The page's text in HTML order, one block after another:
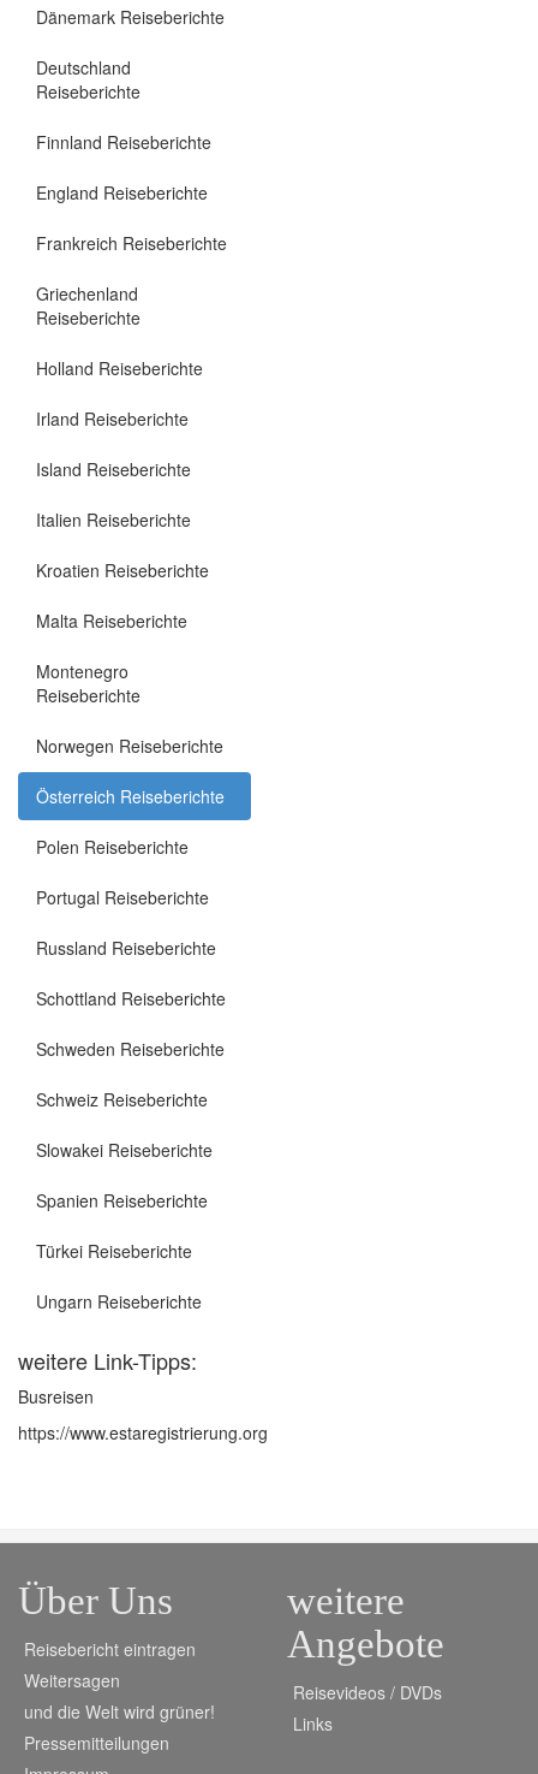
Dänemark Reiseberichte
Deutschland
Reiseberichte
Finnland Reiseberichte
England Reiseberichte
Frankreich Reiseberichte
Griechenland
Reiseberichte
Holland Reiseberichte
Irland Reiseberichte
Island Reiseberichte
Italien Reiseberichte
Kroatien Reiseberichte
Malta Reiseberichte
Montenegro
Reiseberichte
Norwegen Reiseberichte
Österreich Reiseberichte
Polen Reiseberichte
Portugal Reiseberichte
Russland Reiseberichte
Schottland Reiseberichte
Schweden Reiseberichte
Schweiz Reiseberichte
Slowakei Reiseberichte
Spanien Reiseberichte
Türkei Reiseberichte
Ungarn Reiseberichte
weitere Link-Tipps:
Busreisen
https://www.estaregistrierung.org
Über Uns
Reisebericht eintragen
Weitersagen
und die Welt wird grüner!
Pressemitteilungen
weitere
Angebote
Reisevideos / DVDs
Links